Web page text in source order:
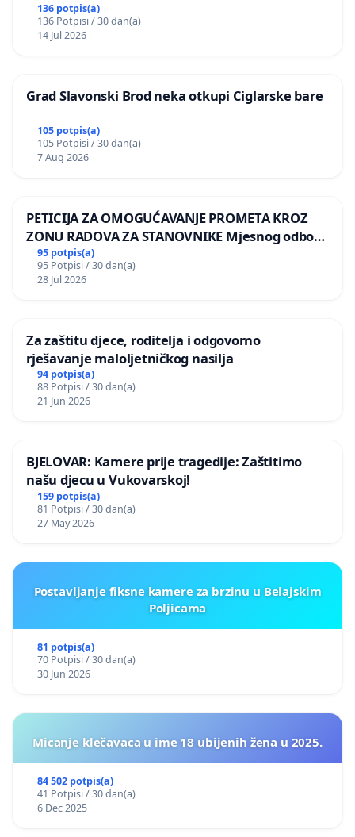
136 potpis(a)
136 Potpisi / 30 dan(a)
14 Jul 2026
Grad Slavonski Brod neka otkupi Ciglarske bare
105 potpis(a)
105 Potpisi / 30 dan(a)
7 Aug 2026
PETICIJA ZA OMOGUĆAVANJE PROMETA KROZ
ZONU RADOVA ZA STANOVNIKE Mjesnog odbora
Kamensko i Lemić Brdo
95 potpis(a)
95 Potpisi / 30 dan(a)
28 Jul 2026
Za zaštitu djece, roditelja i odgovorno
rješavanje maloljetničkog nasilja
94 potpis(a)
88 Potpisi / 30 dan(a)
21 Jun 2026
BJELOVAR: Kamere prije tragedije: Zaštitimo
našu djecu u Vukovarskoj!
159 potpis(a)
81 Potpisi / 30 dan(a)
27 May 2026
Postavljanje fiksne kamere za brzinu u Belajskim
Poljicama
81 potpis(a)
70 Potpisi / 30 dan(a)
30 Jun 2026
Micanje klečavaca u ime 18 ubijenih žena u 2025.
84 502 potpis(a)
41 Potpisi / 30 dan(a)
6 Dec 2025